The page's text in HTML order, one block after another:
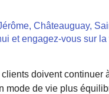
Châteauguay,
et engagez-vous sur la
doivent continuer
mode de vie plus